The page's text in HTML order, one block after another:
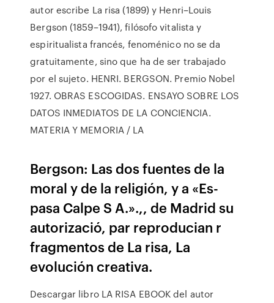
autor escribe La risa (1899) y Henri–Louis
Bergson (1859–1941), filósofo vitalista y
espiritualista francés, fenoménico no se da
gratuitamente, sino que ha de ser trabajado
por el sujeto. HENRI. BERGSON. Premio Nobel
1927. OBRAS ESCOGIDAS. ENSAYO SOBRE LOS
DATOS INMEDIATOS DE LA CONCIENCIA.
MATERIA Y MEMORIA / LA
Bergson: Las dos fuentes de la
moral y de la religión, y a «Es-
pasa Calpe S A.».,, de Madrid su
autorizació, par reproducian r
fragmentos de La risa, La
evolución creativa.
Descargar libro LA RISA EBOOK del autor